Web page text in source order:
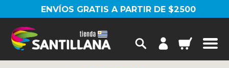
ENVÍOS GRATIS A PARTIR DE $2500